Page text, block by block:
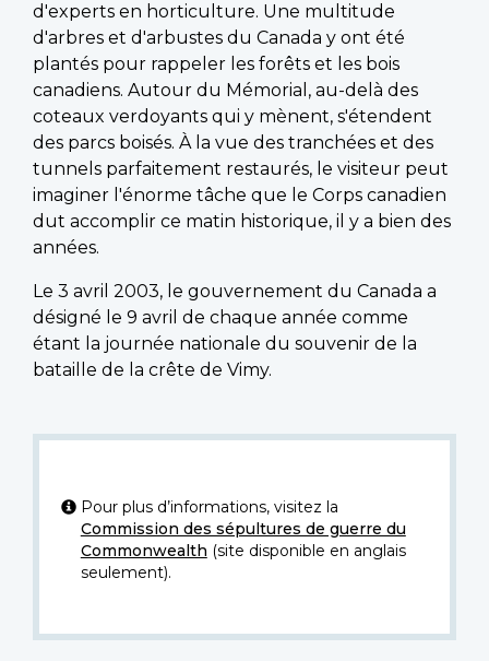
d'experts en horticulture. Une multitude
d'arbres et d'arbustes du Canada y ont été
plantés pour rappeler les forêts et les bois
canadiens. Autour du Mémorial, au-delà des
coteaux verdoyants qui y mènent, s'étendent
des parcs boisés. À la vue des tranchées et des
tunnels parfaitement restaurés, le visiteur peut
imaginer l'énorme tâche que le Corps canadien
dut accomplir ce matin historique, il y a bien des
années.
Le 3 avril 2003, le gouvernement du Canada a
désigné le 9 avril de chaque année comme
étant la journée nationale du souvenir de la
bataille de la crête de Vimy.
Pour plus d’informations, visitez la
Commission des sépultures de guerre du
Commonwealth (site disponible en anglais
seulement).